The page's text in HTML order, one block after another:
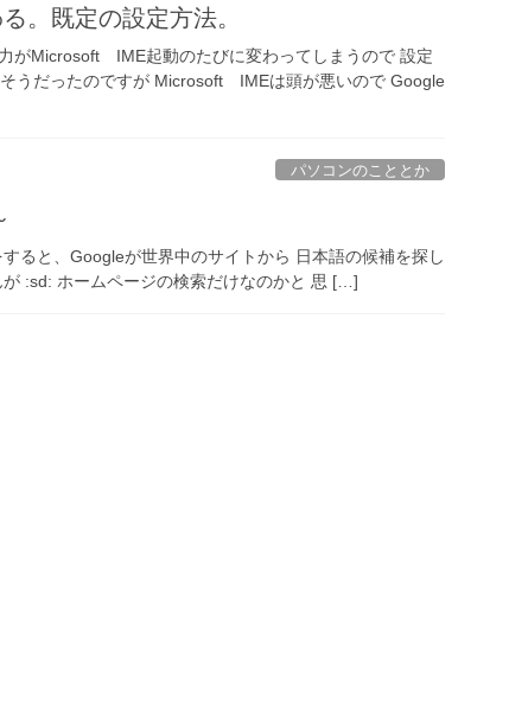
。既定の設定方法。
がMicrosoft IME起動のたびに変わってしまうので 設定
うだったのですが Microsoft IMEは頭が悪いので Google
パソコンのこととか
ると、Googleが世界中のサイトから 日本語の候補を探し
:sd: ホームページの検索だけなのかと 思 […]